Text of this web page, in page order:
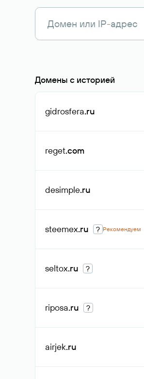
Домены с историей
gidrosfera.ru
reget.com
desimple.ru
steemex.ru ? Рекомендуем
seltox.ru ?
riposa.ru ?
airjek.ru